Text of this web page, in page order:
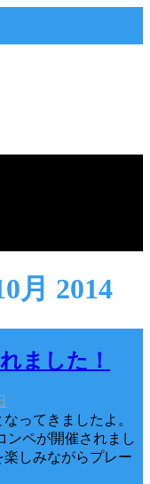
月 2014
ました！
ってきましたよ。
ペが開催されまし
しみながらプレー